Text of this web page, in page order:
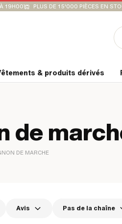
19H00 PLUS DE 15'000 PIÈCES EN
& produits dérivés
de
DE MARCHE
Avis Pas de la chaîne